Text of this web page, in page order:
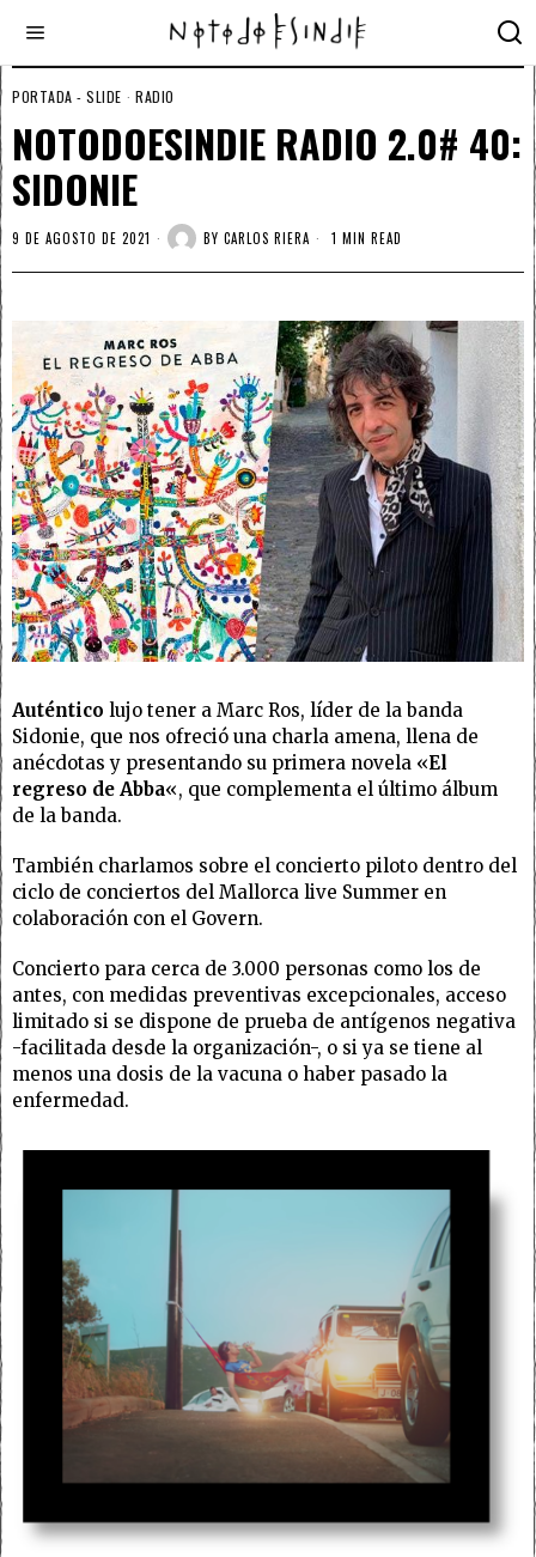
PORTADA - SLIDE · RADIO
NOTODOESINDIE RADIO 2.0# 40:
SIDONIE
9 DE AGOSTO DE 2021 BY CARLOS RIERA 1 MIN READ
Auténtico lujo tener a Marc Ros, líder de la banda
Sidonie, que nos ofreció una charla amena, llena de
anécdotas y presentando su primera novela «El
regreso de Abba«, que complementa el último álbum
de la banda.
También charlamos sobre el concierto piloto dentro del
ciclo de conciertos del Mallorca live Summer en
colaboración con el Govern.
Concierto para cerca de 3.000 personas como los de
antes, con medidas preventivas excepcionales, acceso
limitado si se dispone de prueba de antígenos negativa
-facilitada desde la organización-, o si ya se tiene al
menos una dosis de la vacuna o haber pasado la
enfermedad.